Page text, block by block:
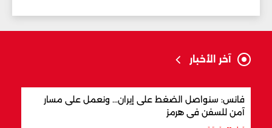
آخر الأخبار
فانس: سنواصل الضغط على إيران... ونعمل على مسار
آمن للسفن في هرمز